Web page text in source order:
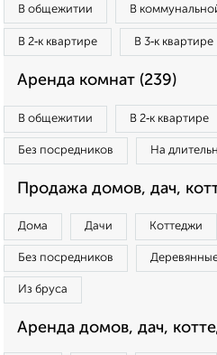
В общежитии В
В 2‑к квартире В 3‑к квартире
Аренда комнат (239)
В общежитии В 2‑к квартире
Без посредников На
Продажа домов, дач,
Дома Дачи Коттеджи
Без посредников
Из бруса
Аренда домов, дач,